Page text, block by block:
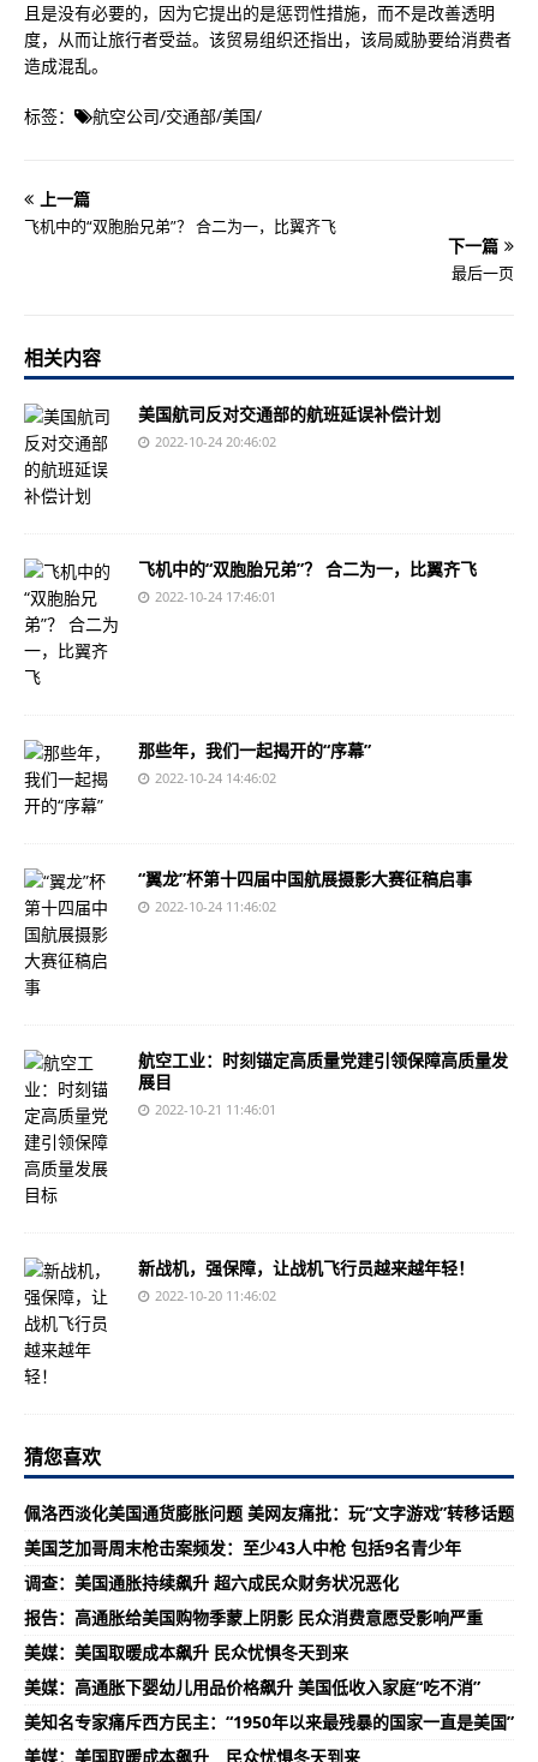
且是没有必要的，因为它提出的是惩罚性措施，而不是改善透明
度，从而让旅行者受益。该贸易组织还指出，该局威胁要给消费者
造成混乱。
标签： 航空公司/交通部/美国/
上一篇
飞机中的“双胞胎兄弟”？ 合二为一，比翼齐飞
下一篇
最后一页
相关内容
美国航司反对交通部的航班延误补偿计划
2022-10-24 20:46:02
飞机中的“双胞胎兄弟”？ 合二为一，比翼齐飞
2022-10-24 17:46:01
那些年，我们一起揭开的“序幕”
2022-10-24 14:46:02
“翼龙”杯第十四届中国航展摄影大赛征稿启事
2022-10-24 11:46:02
航空工业：时刻锚定高质量党建引领保障高质量发
展目
2022-10-21 11:46:01
新战机，强保障，让战机飞行员越来越年轻！
2022-10-20 11:46:02
猜您喜欢
佩洛西淡化美国通货膨胀问题 美网友痛批：玩“文字游戏”转移话题
美国芝加哥周末枪击案频发：至少43人中枪 包括9名青少年
调查：美国通胀持续飙升 超六成民众财务状况恶化
报告：高通胀给美国购物季蒙上阴影 民众消费意愿受影响严重
美媒：美国取暖成本飙升 民众忧惧冬天到来
美媒：高通胀下婴幼儿用品价格飙升 美国低收入家庭“吃不消”
美知名专家痛斥西方民主：“1950年以来最残暴的国家一直是美国”
美媒：美国取暖成本飙升 民众忧惧冬天到来